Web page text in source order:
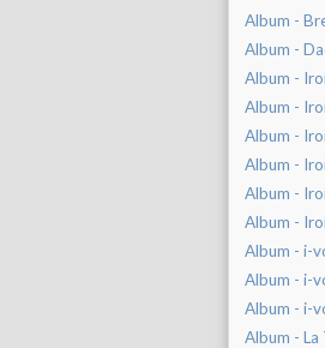
Album -
Album -
Album -
Album -
Album -
Album -
Album -
Album -
Album - i-
Album - i-
Album - i-
Album - La